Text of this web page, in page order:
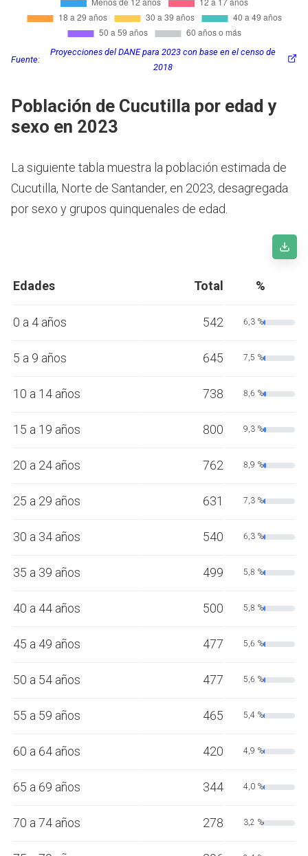
Fuente:
Proyecciones del DANE para 2023 con base en el censo de
2018
Población de Cucutilla por edad y
sexo en 2023
La siguiente tabla muestra la población estimada de
Cucutilla, Norte de Santander, en 2023, desagregada
por sexo y grupos quinquenales de edad.
Edades Total %
0 a 4 años 542 6,3 %
5 a 9 años 645 7,5 %
10 a 14 años 738 8,6 %
15 a 19 años 800 9,3 %
20 a 24 años 762 8,9 %
25 a 29 años 631 7,3 %
30 a 34 años 540 6,3 %
35 a 39 años 499 5,8 %
40 a 44 años 500 5,8 %
45 a 49 años 477 5,6 %
50 a 54 años 477 5,6 %
55 a 59 años 465 5,4 %
60 a 64 años 420 4,9 %
65 a 69 años 344 4,0 %
70 a 74 años 278 3,2 %